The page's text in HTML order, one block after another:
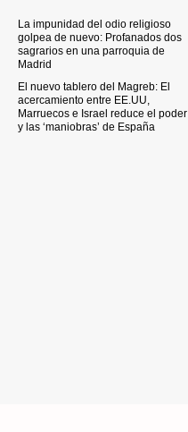
La impunidad del odio religioso
golpea de nuevo: Profanados dos
sagrarios en una parroquia de
Madrid
El nuevo tablero del Magreb: El
acercamiento entre EE.UU,
Marruecos e Israel reduce el poder
y las ‘maniobras’ de España